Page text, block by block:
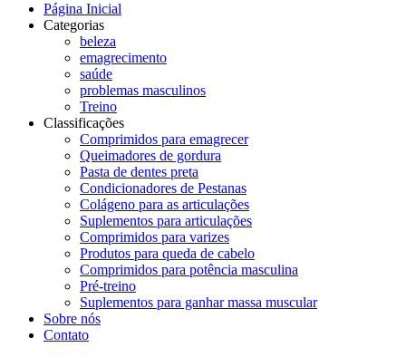
Página Inicial
Categorias
beleza
emagrecimento
saúde
problemas masculinos
Treino
Classificações
Comprimidos para emagrecer
Queimadores de gordura
Pasta de dentes preta
Condicionadores de Pestanas
Colágeno para as articulações
Suplementos para articulações
Comprimidos para varizes
Produtos para queda de cabelo
Comprimidos para potência masculina
Pré-treino
Suplementos para ganhar massa muscular
Sobre nós
Contato